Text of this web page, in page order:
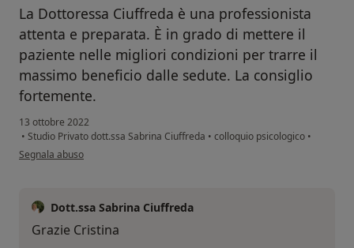
La Dottoressa Ciuffreda è una professionista
attenta e preparata. È in grado di mettere il
paziente nelle migliori condizioni per trarre il
massimo beneficio dalle sedute. La consiglio
fortemente.
13 ottobre 2022
• Studio Privato dott.ssa Sabrina Ciuffreda • colloquio psicologico •
secondo l'opinione dell'utente Cristina B.
Segnala abuso
Dott.ssa Sabrina Ciuffreda
Grazie Cristina